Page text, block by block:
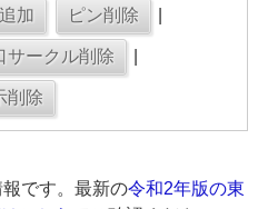
です。最新の令和2年版の東